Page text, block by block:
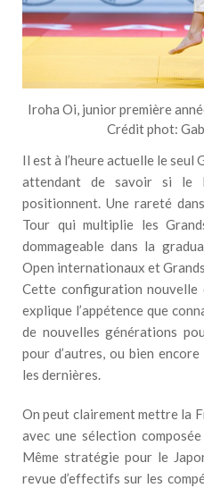
Iroha Oi, junior première
Crédit phot:
Il est à l’heure actuelle le seul
attendant de savoir si le
positionnent. Une rareté
Tour qui multiplie les
dommageable dans la
Open internationaux et
Cette configuration nouvelle
explique l’appétence que
de nouvelles générations
pour d’autres, ou bien
les dernières.
On peut clairement mettre la
avec une sélection
Même stratégie pour le
revue d’effectifs sur les